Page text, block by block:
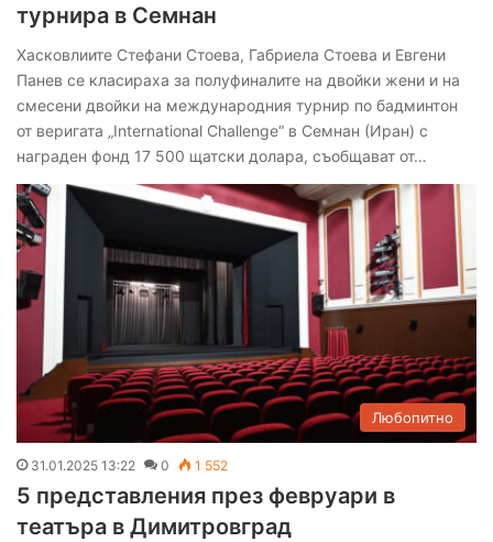
турнира в Семнан
Хасковлиите Стефани Стоева, Габриела Стоева и Евгени
Панев се класираха за полуфиналите на двойки жени и на
смесени двойки на международния турнир по бадминтон
от веригата „International Challenge“ в Семнан (Иран) с
награден фонд 17 500 щатски долара, съобщават от…
Любопитно
31.01.2025 13:22 0 1 552
5 представления през февруари в
театъра в Димитровград